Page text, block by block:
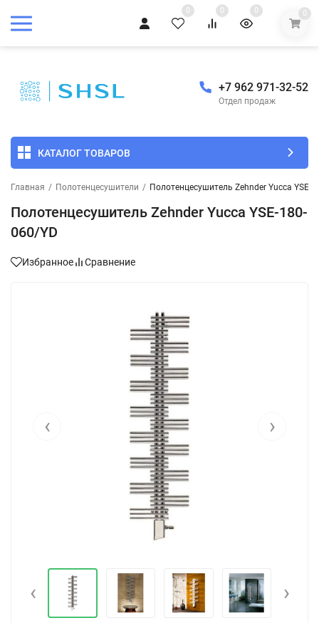
0 0 0 0
+7 962 971-32-52
Отдел продаж
КАТАЛОГ ТОВАРОВ
Главная / Полотенцесушители / Полотенцесушитель Zehnder Yucca YSE-
Полотенцесушитель Zehnder Yucca YSE-180-
060/YD
Избранное Сравнение
‹ ›
‹ ›